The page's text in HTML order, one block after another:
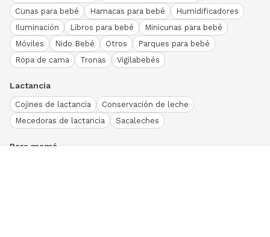
Cunas para bebé
Hamacas para bebé
Humidificadores
Iluminación
Libros para bebé
Minicunas para bebé
Móviles
Nido Bebé Otros
Parques para bebé
Ropa de cama
Tronas Vigilabebés
Lactancia
Cojines de lactancia
Conservación de leche
Mecedoras de lactancia
Sacaleches
Para mamá